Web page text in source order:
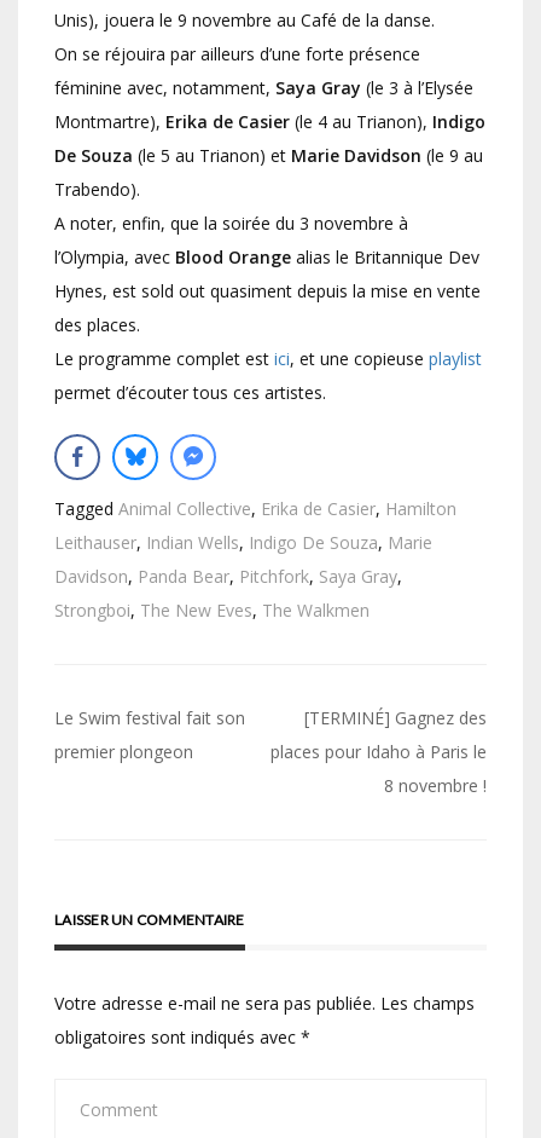
Unis), jouera le 9 novembre au Café de la danse.
On se réjouira par ailleurs d’une forte présence
féminine avec, notamment, Saya Gray (le 3 à l’Elysée
Montmartre), Erika de Casier (le 4 au Trianon), Indigo
De Souza (le 5 au Trianon) et Marie Davidson (le 9 au
Trabendo).
A noter, enfin, que la soirée du 3 novembre à
l’Olympia, avec Blood Orange alias le Britannique Dev
Hynes, est sold out quasiment depuis la mise en vente
des places.
Le programme complet est ici, et une copieuse playlist
permet d’écouter tous ces artistes.
Tagged Animal Collective, Erika de Casier, Hamilton
Leithauser, Indian Wells, Indigo De Souza, Marie
Davidson, Panda Bear, Pitchfork, Saya Gray,
Strongboi, The New Eves, The Walkmen
Navigation
de
Le Swim festival fait son
premier plongeon
[TERMINÉ] Gagnez des
places pour Idaho à Paris le
8 novembre !
LAISSER UN COMMENTAIRE
Votre adresse e-mail ne sera pas publiée. Les champs
obligatoires sont indiqués avec *